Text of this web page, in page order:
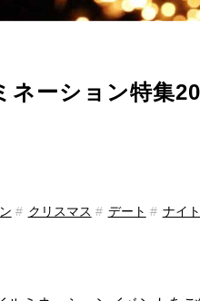
ネーション特集
クリスマス デート ナイ